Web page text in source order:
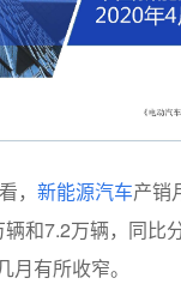
，新能源汽车产销
和7.2万辆，同比
月有所收窄。